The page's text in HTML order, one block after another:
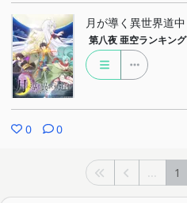
月が導く異世界道中
第八夜 亜空ランキング
0 0
... 1